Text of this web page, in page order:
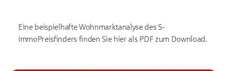
Eine beispielhafte Wohnmarktanalyse des S-
ImmoPreisfinders finden Sie hier als PDF zum Download.